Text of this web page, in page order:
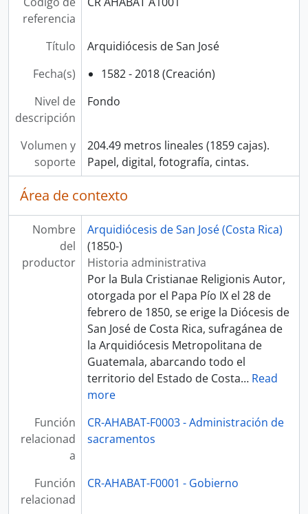
referencia
Título
Arquidiócesis de San José
Fecha(s)
1582 - 2018 (Creación)
Nivel de
descripción
Fondo
Volumen y
soporte
204.49 metros lineales (1859 cajas).
Papel, digital, fotografía, cintas.
Área de contexto
Nombre
del
productor
Arquidiócesis de San José (Costa Rica)
(1850-)
Historia administrativa
Por la Bula Cristianae Religionis Autor,
otorgada por el Papa Pío IX el 28 de
febrero de 1850, se erige la Diócesis de
San José de Costa Rica, sufragánea de
la Arquidiócesis Metropolitana de
Guatemala, abarcando todo el
territorio del Estado de Costa… Read
more
Función
relacionad
a
CR-AHABAT-F0003 - Administración de
sacramentos
Función
relacionad
CR-AHABAT-F0001 - Gobierno